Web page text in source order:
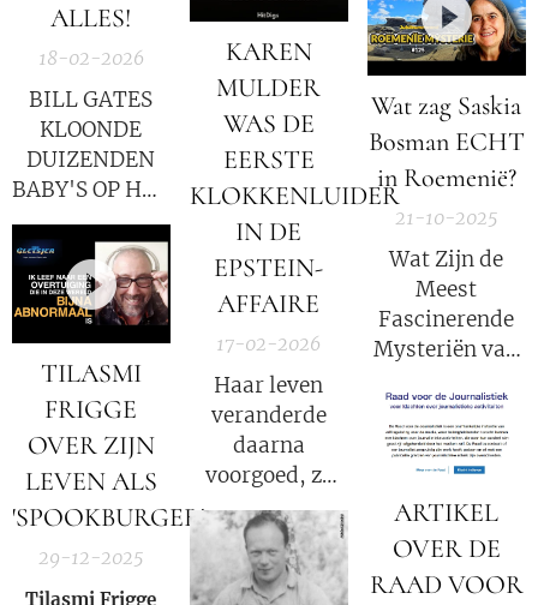
ALLES!
18-02-2026
BILL GATES
KLOONDE
DUIZENDEN
BABY'S OP HET
EILAND VAN
EPSTEIN - DE
WHITE HATS
LANCEREN
EEN GLOBALE
AANVAL
TERWIJL
TRUMP ZICH
VOORBEREIDT
OP
VERGELDING!
KAREN
MULDER
WAS DE
EERSTE
KLOKKENLUIDER
IN DE
EPSTEIN-
AFFAIRE
17-02-2026
Haar leven
veranderde
daarna
voorgoed, ze
kreeg te maken
met publieke
verontwaardiging,
haar carrière
gaat niet over de
wereldorde van
de 'deep state'.
Het gaat over
een wereldorde
welvaart. Het
gouden tijdperk.
TILASMI
FRIGGE
OVER ZIJN
LEVEN ALS
'SPOOKBURGER'
29-12-2025
Tilasmi Frigge
Wat zag Saskia
Bosman ECHT
in Roemenië?
21-10-2025
Wat Zijn de
Meest
Fascinerende
Mysteriën van
[aflevering 125]
ARTIKEL
OVER DE
RAAD VOOR